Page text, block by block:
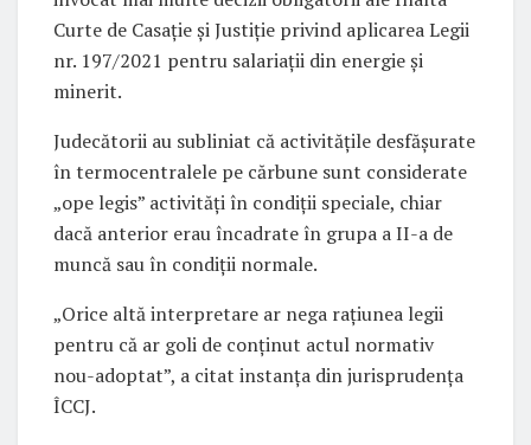
Curte de Casație și Justiție privind aplicarea Legii
nr. 197/2021 pentru salariații din energie și
minerit.
Judecătorii au subliniat că activitățile desfășurate
în termocentralele pe cărbune sunt considerate
„ope legis” activități în condiții speciale, chiar
dacă anterior erau încadrate în grupa a II-a de
muncă sau în condiții normale.
„Orice altă interpretare ar nega raţiunea legii
pentru că ar goli de conţinut actul normativ
nou-adoptat”, a citat instanța din jurisprudența
ÎCCJ.